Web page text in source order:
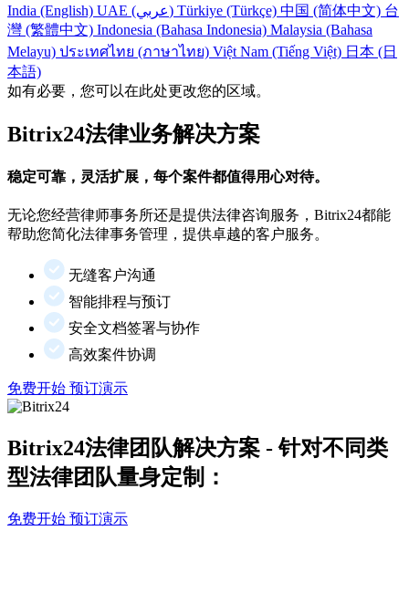
India (English)
UAE (عربي) Türkiye (Türkçe) 中国 (简体中文) 台
灣 (繁體中文) Indonesia (Bahasa Indonesia) Malaysia (Bahasa
Melayu) ประเทศไทย (ภาษาไทย) Việt Nam (Tiếng Việt) 日本 (日
本語)
如有必要，您可以在此处更改您的区域。
Bitrix24法律业务解决方案
稳定可靠，灵活扩展，每个案件都值得用心对待。
无论您经营律师事务所还是提供法律咨询服务，Bitrix24都能
帮助您简化法律事务管理，提供卓越的客户服务。
无缝客户沟通
智能排程与预订
安全文档签署与协作
高效案件协调
免费开始 预订演示
Bitrix24法律团队解决方案 - 针对不同类
型法律团队量身定制：
免费开始 预订演示